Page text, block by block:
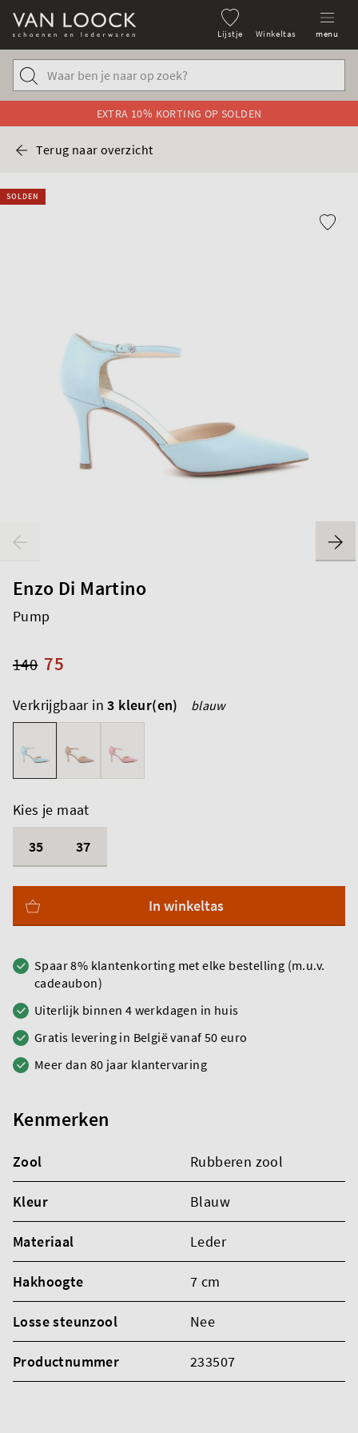
Lijstje Winkeltas menu
EXTRA 10% KORTING OP SOLDEN
Terug naar overzicht
SOLDEN
Enzo Di Martino
Pump
75
140
Verkrijgbaar in3 kleur(en) blauw
Kies je maat
35
37
In winkeltas
Spaar 8% klantenkorting met elke bestelling (m.u.v.
cadeaubon)
Uiterlijk binnen 4 werkdagen in huis
Gratis levering in België vanaf 50 euro
Meer dan 80 jaar klantervaring
Kenmerken
Zool Rubberen zool
Kleur Blauw
Materiaal Leder
Hakhoogte 7 cm
Losse steunzool Nee
Productnummer 233507